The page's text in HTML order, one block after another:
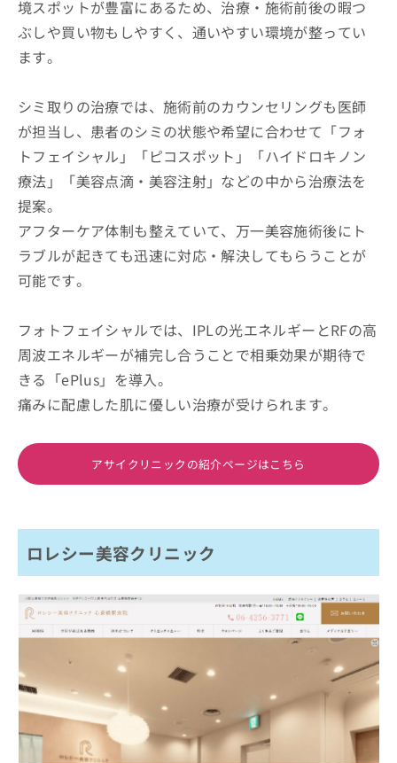
境スポットが豊富にあるため、治療・施術前後の暇つ
ぶしや買い物もしやすく、通いやすい環境が整ってい
ます。
シミ取りの治療では、施術前のカウンセリングも医師
が担当し、患者のシミの状態や希望に合わせて「フォ
トフェイシャル」「ピコスポット」「ハイドロキノン
療法」「美容点滴・美容注射」などの中から治療法を
提案。
アフターケア体制も整えていて、万一美容施術後にト
ラブルが起きても迅速に対応・解決してもらうことが
可能です。
フォトフェイシャルでは、IPLの光エネルギーとRFの高
周波エネルギーが補完し合うことで相乗効果が期待で
きる「ePlus」を導入。
痛みに配慮した肌に優しい治療が受けられます。
アサイクリニックの紹介ページはこちら
ロレシー美容クリニック